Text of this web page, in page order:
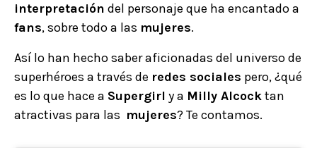
interpretación del personaje que ha encantado a
fans, sobre todo a las mujeres.
Así lo han hecho saber aficionadas del universo de
superhéroes a través de redes sociales pero, ¿qué
es lo que hace a Supergirl y a Milly Alcocktan
atractivas para las mujeres? Te contamos.